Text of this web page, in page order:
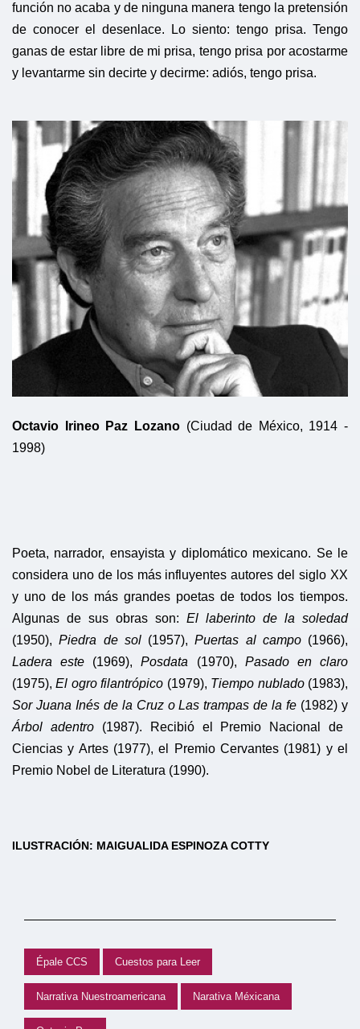
función no acaba y de ninguna manera tengo la pretensión
de conocer el desenlace. Lo siento: tengo prisa. Tengo
ganas de estar libre de mi prisa, tengo prisa por acostarme
y levantarme sin decirte y decirme: adiós, tengo prisa.
Octavio Irineo Paz Lozano​ (Ciudad de México, 1914 -
1998)
Poeta, narrador, ensayista y diplomático mexicano. Se le
considera uno de los más influyentes autores del siglo XX
y uno de los más grandes poetas de todos los tiempos.
Algunas de sus obras son: El laberinto de la soledad
(1950),Piedra de sol(1957),Puertas al campo(1966),
Ladera este (1969),Posdata (1970), Pasado en claro
(1975),El ogro filantrópico (1979), Tiempo nublado(1983),
Sor Juana Inés de la Cruz o Las trampas de la fe (1982) y
Árbol adentro(1987). Recibió el Premio Nacional de
Ciencias y Artes (1977), el Premio Cervantes (1981) y el
Premio Nobel de Literatura (1990).
ILUSTRACIÓN: MAIGUALIDA ESPINOZA COTTY
Épale CCS Cuestos para Leer
Narrativa Nuestroamericana Narativa Méxicana